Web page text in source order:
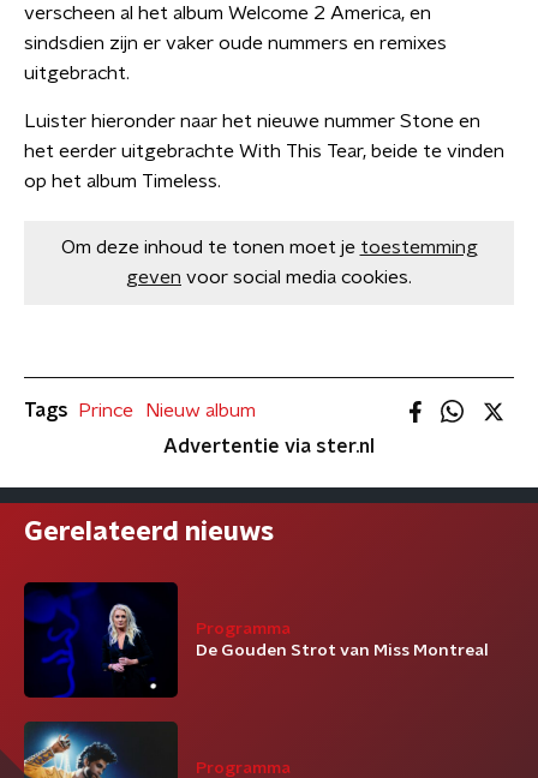
verscheen al het album Welcome 2 America, en
sindsdien zijn er vaker oude nummers en remixes
uitgebracht.
Luister hieronder naar het nieuwe nummer Stone en
het eerder uitgebrachte With This Tear, beide te vinden
op het album Timeless.
Om deze inhoud te tonen moet je toestemming
geven voor social media cookies.
Tags Prince
Nieuw album
Advertentie via ster.nl
Gerelateerd nieuws
Programma
De Gouden Strot van Miss Montreal
Programma